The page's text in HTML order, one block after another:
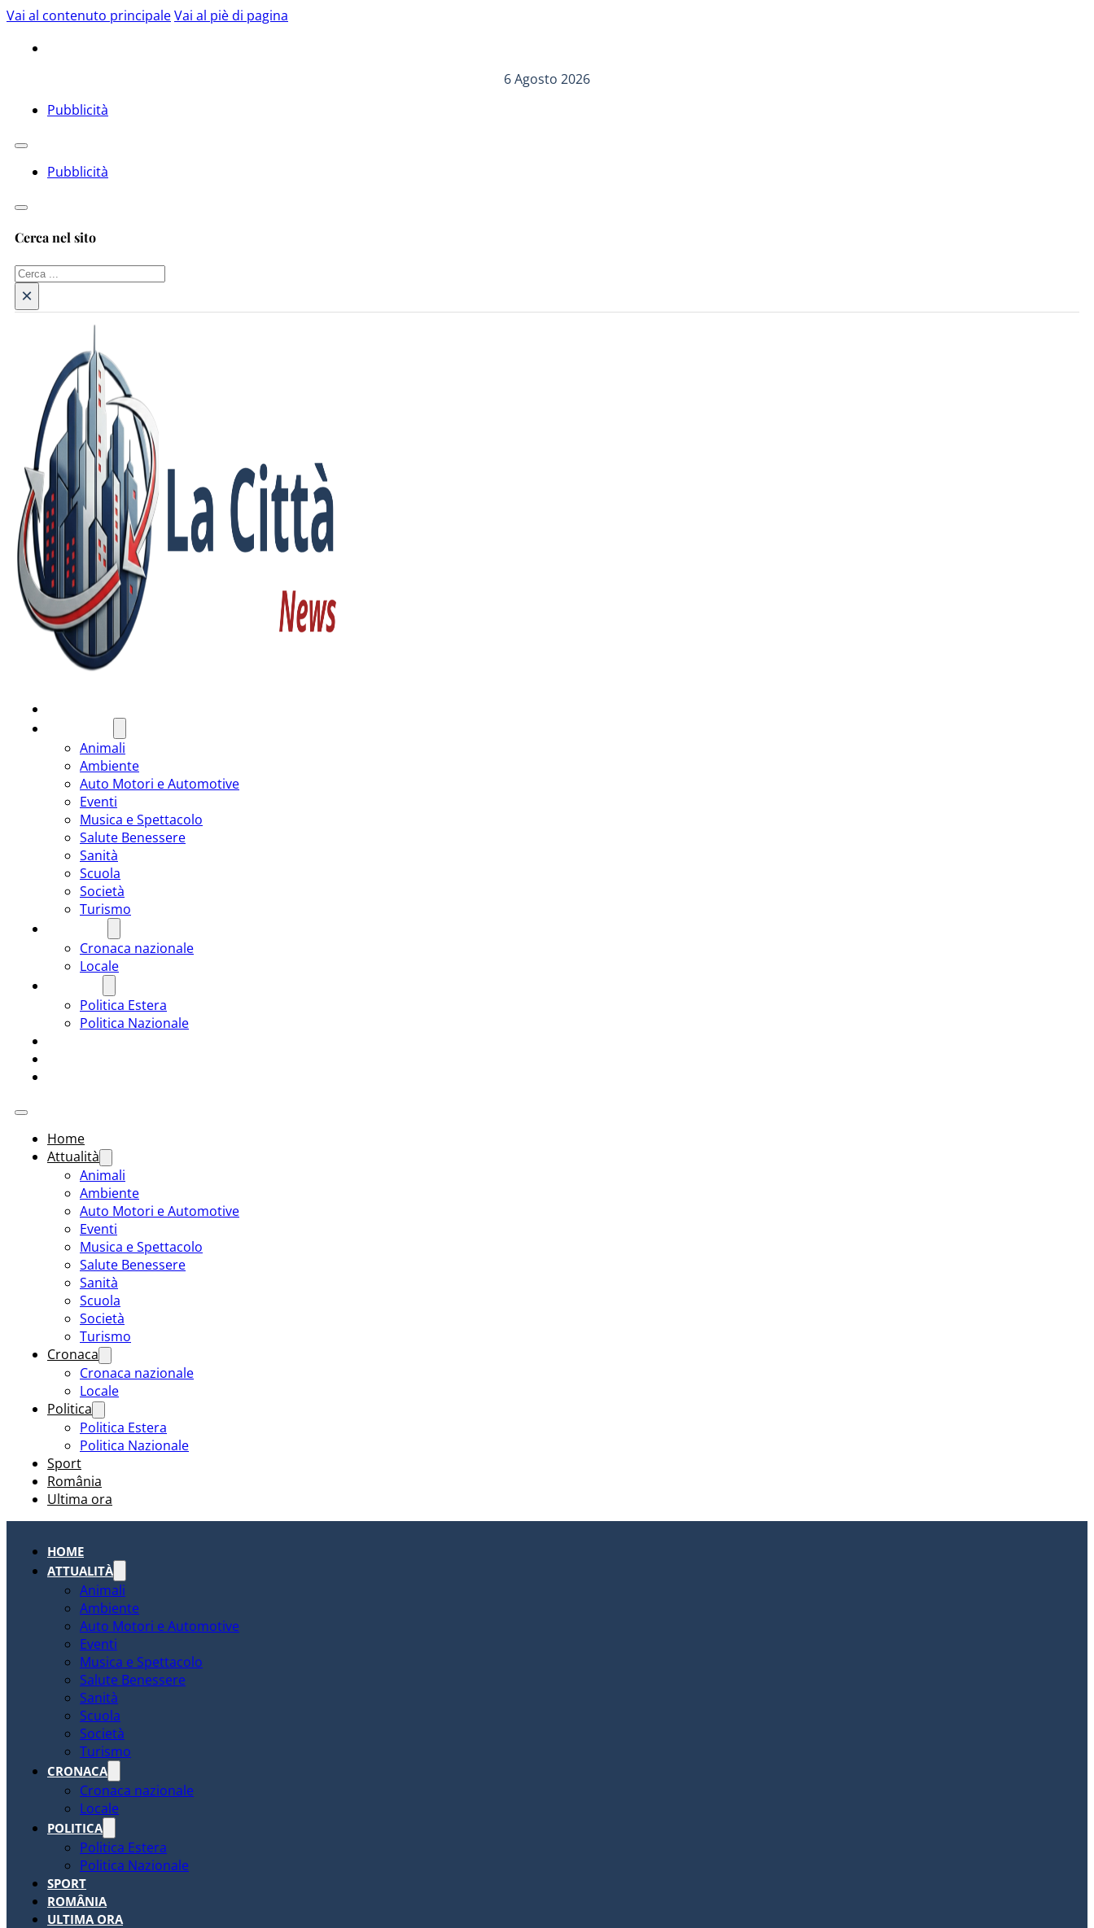
Vai al contenuto principaleVai al piè di pagina
6 Agosto 2026
Pubblicità
Pubblicità
Cerca nel sito
Cerca
×
Animali
Ambiente
Auto Motori e Automotive
Eventi
Musica e Spettacolo
Salute Benessere
Sanità
Scuola
Società
Turismo
Cronaca nazionale
Locale
Politica Estera
Politica Nazionale
Home
Attualità
Animali
Ambiente
Auto Motori e Automotive
Eventi
Musica e Spettacolo
Salute Benessere
Sanità
Scuola
Società
Turismo
Cronaca
Cronaca nazionale
Locale
Politica
Politica Estera
Politica Nazionale
Sport
România
Ultima ora
HOME
ATTUALITÀ
Animali
Ambiente
Auto Motori e Automotive
Eventi
Musica e Spettacolo
Salute Benessere
Sanità
Scuola
Società
Turismo
CRONACA
Cronaca nazionale
Locale
POLITICA
Politica Estera
Politica Nazionale
SPORT
ROMÂNIA
ULTIMA ORA